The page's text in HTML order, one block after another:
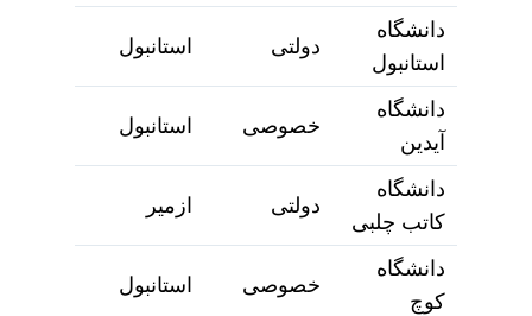
دانشگاه
استانبول
دولتی استانبول
دانشگاه
آیدین
خصوصی استانبول
دانشگاه
کاتب چلبی
دولتی ازمیر
دانشگاه
کوچ
خصوصی استانبول